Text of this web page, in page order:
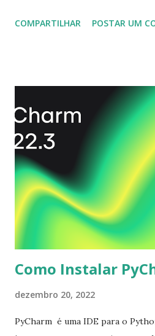
computador com resolução Full
execute: $ sudo add-apt-
sudo apt-get update $ sudo apt-
COMPARTILHAR POSTAR UM
Como Instalar
dezembro 20, 2022
PyCharm é uma IDE para o